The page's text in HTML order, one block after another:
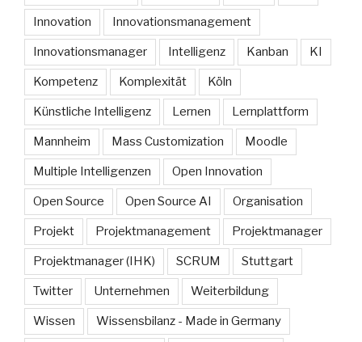
Innovation Innovationsmanagement
Innovationsmanager Intelligenz Kanban KI
Kompetenz Komplexität Köln
Künstliche Intelligenz Lernen Lernplattform
Mannheim Mass Customization Moodle
Multiple Intelligenzen Open Innovation
Open Source Open Source AI Organisation
Projekt Projektmanagement Projektmanager
Projektmanager (IHK) SCRUM Stuttgart
Twitter Unternehmen Weiterbildung
Wissen Wissensbilanz - Made in Germany